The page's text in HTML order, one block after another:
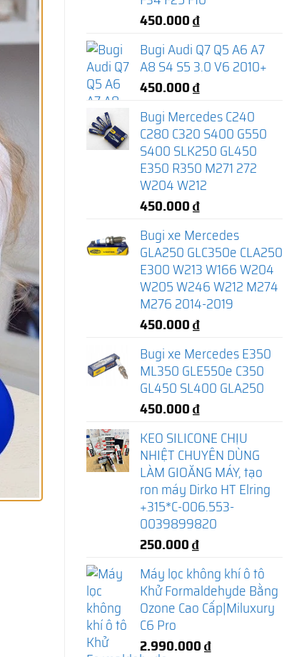
450.000₫
Bugi Audi Q7 Q5 A6 A7
A8 S4 S5 3.0 V6 2010+
450.000₫
Bugi Mercedes C240
C280 C320 S400 G550
S400 SLK250 GL450
E350 R350 M271 272
W204 W212
450.000₫
Bugi xe Mercedes
GLA250 GLC350e CLA250
E300 W213 W166 W204
W205 W246 W212 M274
M276 2014-2019
450.000₫
Bugi xe Mercedes E350
ML350 GLE550e C350
GL450 SL400 GLA250
450.000₫
KEO SILICONE CHỊU
NHIỆT CHUYÊN DÙNG
LÀM GIOĂNG MÁY, tạo
ron máy Dirko HT Elring
+315*C-006.553-
0039899820
250.000₫
Máy lọc không khí ô tô
Khử Formaldehyde Bằng
Ozone Cao Cấp|Miluxury
C6 Pro
2.990.000₫